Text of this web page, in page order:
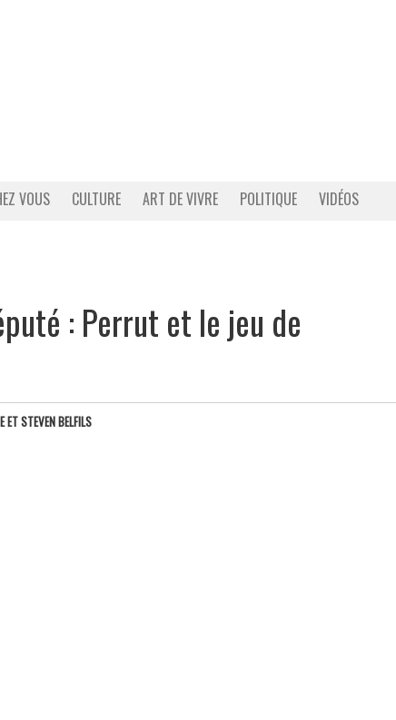
VOUS CULTURE ART DE VIVRE POLITIQUE VIDÉOS
: Perrut et le jeu de
ET STEVEN BELFILS